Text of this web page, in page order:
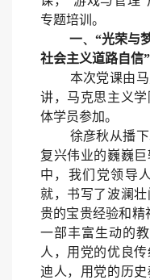
专题培训。
一、 “光荣与
社会主义道路自信
本次党课由
讲，马克思主义
体学员参加。
徐彦秋从播
复兴伟业的巍巍
中，我们党领导
就，书写了波澜
贵的宝贵经验和精
一部丰富生动的
人，用党的优良
迪人，用党的历